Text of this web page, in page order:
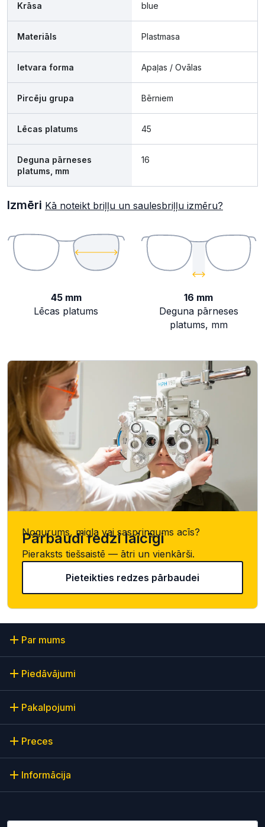
Krāsa blue
Materiāls Plastmasa
Ietvara forma Apaļas / Ovālas
Pircēju grupa Bērniem
Lēcas platums 45
Deguna pārneses
platums, mm
16
Izmēri Kā noteikt briļļu un saulesbriļļu izmēru?
45 mm
Lēcas platums
16 mm
Deguna pārneses
platums, mm
Nogurums, migla vai saspringums acīs?
Pārbaudi redzi laicīgi
Pieraksts tiešsaistē — ātri un vienkārši.
Pieteikties redzes pārbaudei
Par mums
Piedāvājumi
Pakalpojumi
Preces
Informācija